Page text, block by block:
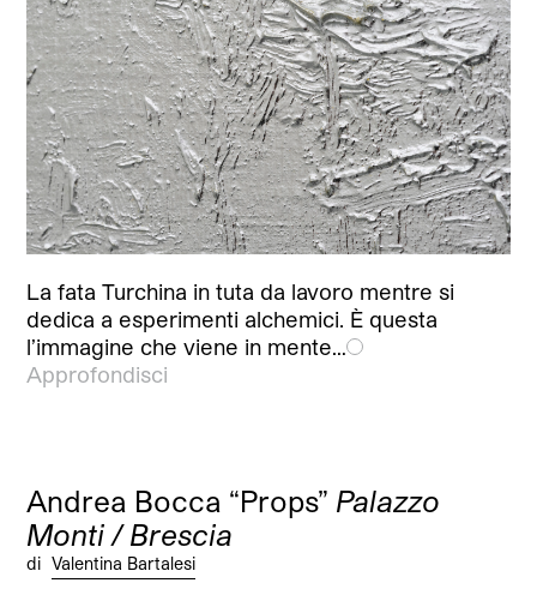
La fata Turchina in tuta da lavoro mentre si
dedica a esperimenti alchemici. È questa
l’immagine che viene in mente…
Approfondisci
Andrea Bocca “Props” Palazzo
Monti / Brescia
di Valentina Bartalesi